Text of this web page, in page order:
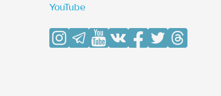
YouTube